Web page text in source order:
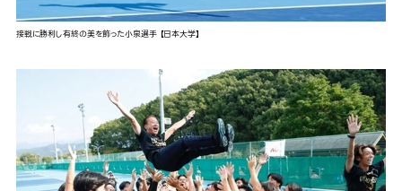
接戦に勝利し有終の美を飾った小泉選手 【日本大学】